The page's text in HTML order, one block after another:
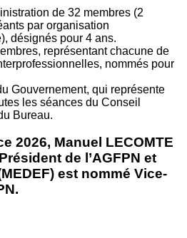
de 32 membres (2
par organisation
désignés pour 4 ans.
représentant chacune de
nommés pour
Gouvernement, qui représente
les séances du Conseil
Bureau.
2026, Manuel LECOMTE
de l’AGFPN et
est nommé Vice-